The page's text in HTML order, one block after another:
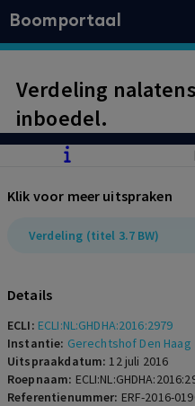
Boomportaal
Verdeling
inboedel.
Klik voor meer uitspraken
Verdeling (titel 3.7 BW)
Details
ECLI: ECLI:NL:GHDHA:2016:2979
Instantie: Gerechtshof Den Haag
Uitspraakdatum:12 juli 2016
Roepnaam:
Referentienummer: ERF-2016-